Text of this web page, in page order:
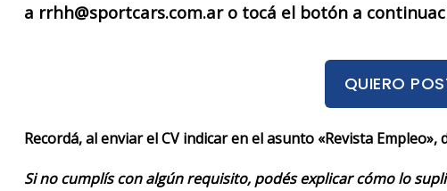
a rrhh@sportcars.com.ar o tocá el botón a
QUIERO
Recordá, al enviar el CV indicar en el asunto «Revista
Si no cumplís con algún requisito, podés explicar cómo lo